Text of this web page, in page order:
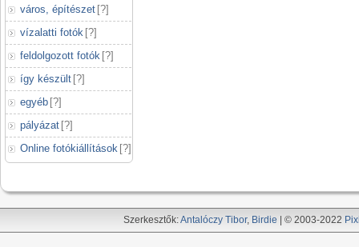
város, építészet [?]
vízalatti fotók [?]
feldolgozott fotók [?]
így készült [?]
egyéb [?]
pályázat [?]
Online fotókiállítások [?]
Szerkesztők:Antalóczy Tibor, Birdie | © 2003-2022